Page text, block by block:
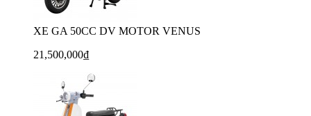
XE GA 50CC DV MOTOR VENUS
21,500,000₫